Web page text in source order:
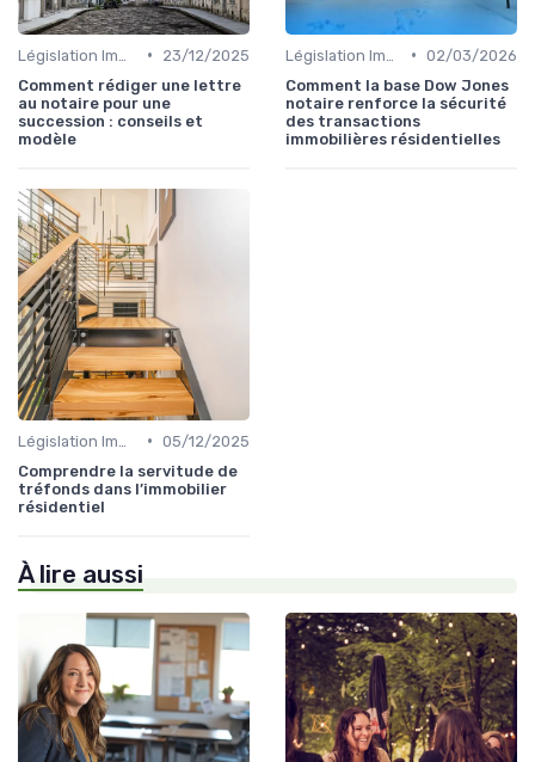
•
23/12/2025
Comment rédiger une lettre
au notaire pour une
succession : conseils et
modèle
• 02/03/2026
Comment la base Dow Jones
notaire renforce la sécurité
des transactions
immobilières résidentielles
• 05/12/2025
Comprendre la servitude de
tréfonds dans l’immobilier
résidentiel
À lire aussi